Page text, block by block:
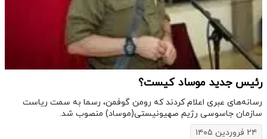
رئیس جدید موساد کیست؟
رسانه‌های عبری اعلام کردند که رومن گوفمن، رسما به سمت ریاست
سازمان جاسوسی رژیم صهیونیستی(موساد) منصوب شد.
۲۴ فروردین ۱۴۰۵